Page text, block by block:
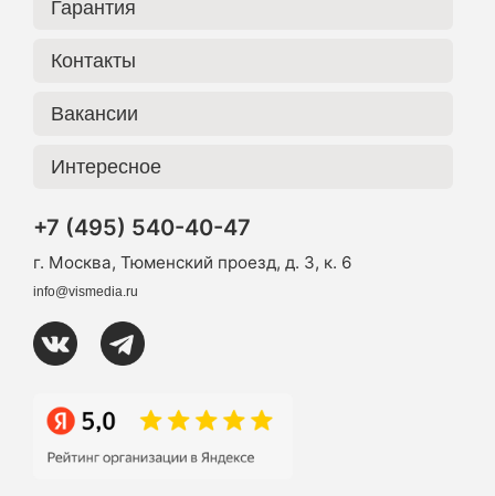
Гарантия
Контакты
Вакансии
Интересное
+7 (495) 540-40-47
г. Москва, Тюменский проезд, д. 3, к. 6
info@vismedia.ru